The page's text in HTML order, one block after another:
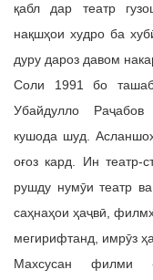
қабл дар театр
нақшҳои худро ба
дуру дароз давом
Соли 1991 бо
Убайдулло
кушода шуд.
оғоз кард. Ин театр-
рушду нумӯи театр
саҳнаҳои ҳаҷвӣ,
мегирифтанд, имрӯз
Махсусан филми